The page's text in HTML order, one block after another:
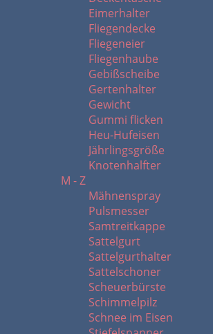
Eimerhalter
Fliegendecke
Fliegeneier
Fliegenhaube
Gebißscheibe
Gertenhalter
Gewicht
Gummi flicken
Heu-Hufeisen
Jährlingsgröße
Knotenhalfter
M - Z
Mähnenspray
Pulsmesser
Samtreitkappe
Sattelgurt
Sattelgurthalter
Sattelschoner
Scheuerbürste
Schimmelpilz
Schnee im Eisen